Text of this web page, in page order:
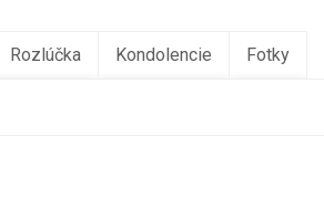
Rozlúčka Kondolencie Fotky